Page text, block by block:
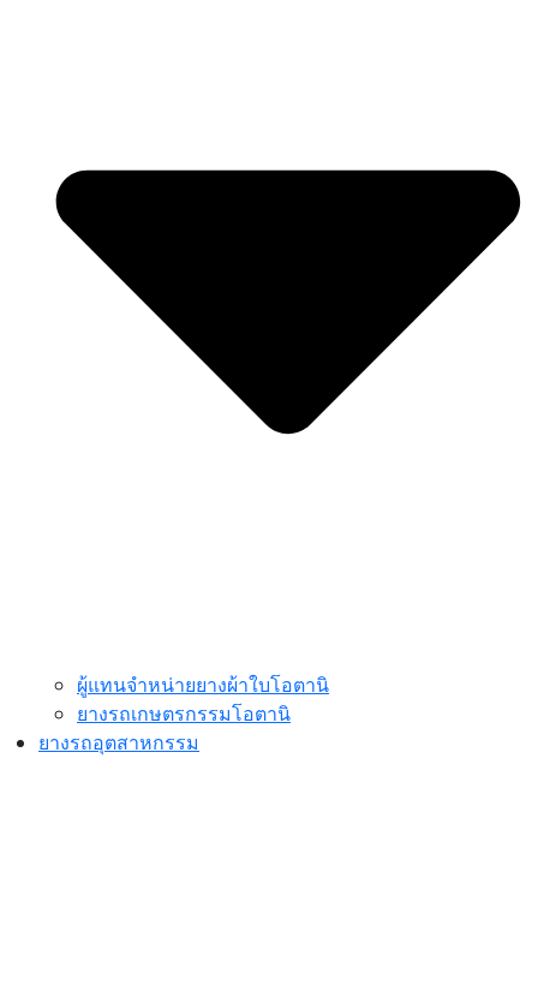
ผู้แทนจำหน่ายยางผ้าใบโอตานิ
ยางรถเกษตรกรรมโอตานิ
ยางรถอุตสาหกรรม